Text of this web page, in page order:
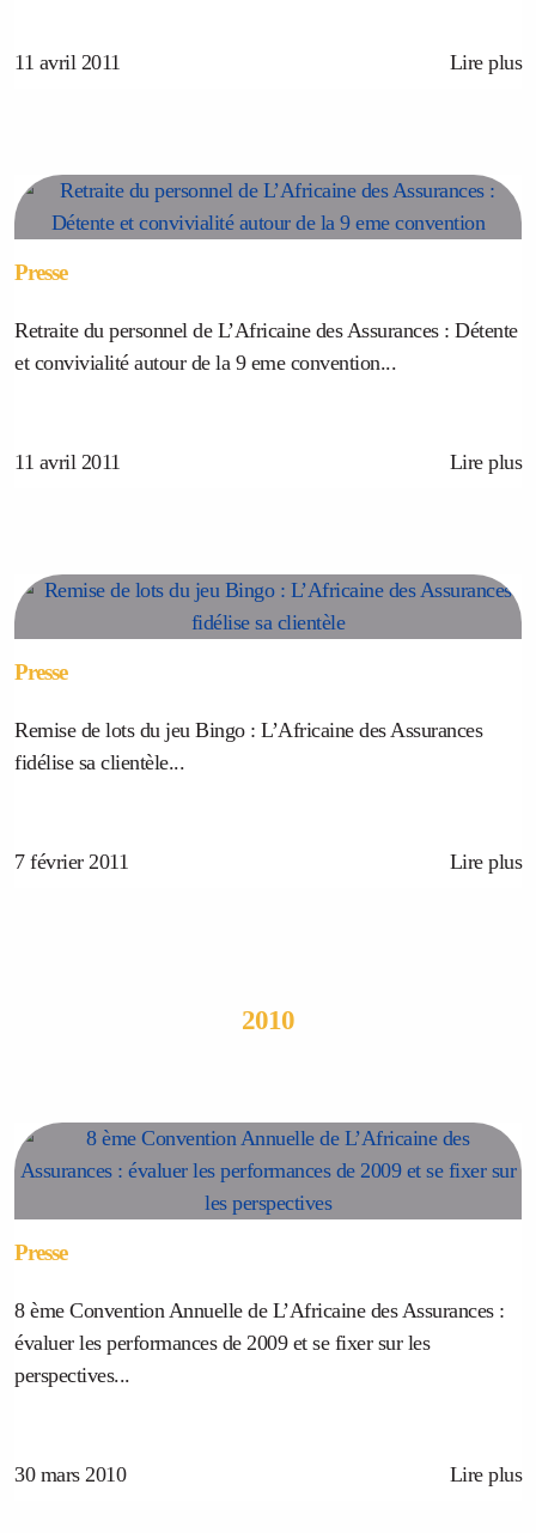
11 avril 2011 Lire plus
Presse
Retraite du personnel de L’Africaine des Assurances : Détente
et convivialité autour de la 9 eme convention...
11 avril 2011 Lire plus
Presse
Remise de lots du jeu Bingo : L’Africaine des Assurances
fidélise sa clientèle...
7 février 2011 Lire plus
2010
Presse
8 ème Convention Annuelle de L’Africaine des Assurances :
évaluer les performances de 2009 et se fixer sur les
perspectives...
30 mars 2010 Lire plus